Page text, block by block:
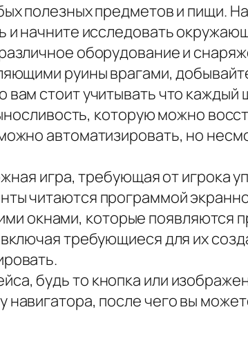
полезных предметов и пищи.
начните исследовать
оборудование и
руины врагами,
стоит учитывать что каждый
которую можно
автоматизировать, но
игра, требующая от игрока
читаются программой
окнами, которые появляются
требующиеся для их
будь то кнопка или
после чего вы